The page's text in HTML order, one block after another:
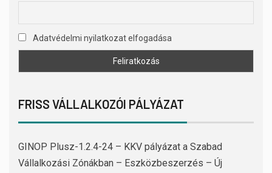
Adatvédelmi nyilatkozat elfogadása
FRISS VÁLLALKOZÓI PÁLYÁZAT
GINOP Plusz-1.2.4-24 – KKV pályázat a Szabad
Vállalkozási Zónákban – Eszközbeszerzés – Új